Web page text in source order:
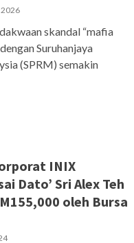
skandal “mafia
Suruhanjaya
(SPRM) semakin
INIX
Dato’ Sri Alex Teh
oleh Bursa